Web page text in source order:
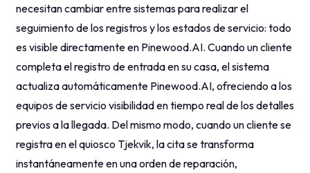
necesitan cambiar entre sistemas para realizar el
seguimiento de los registros y los estados de servicio: todo
es visible directamente en Pinewood.AI. Cuando un cliente
completa el registro de entrada en su casa, el sistema
actualiza automáticamente Pinewood.AI, ofreciendo a los
equipos de servicio visibilidad en tiempo real de los detalles
previos a la llegada. Del mismo modo, cuando un cliente se
registra en el quiosco Tjekvik, la cita se transforma
instantáneamente en una orden de reparación,